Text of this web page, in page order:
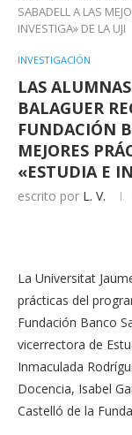
SABADELL A LAS
INVESTIGA» DE LA UJI
INVESTIGACIÓN
LAS
BALAGUER
FUNDACIÓN
MEJORES
«ESTUDIA E
escrito por L. V.
La Universitat
prácticas del
Fundación Banco
vicerrectora de
Inmaculada
Docencia, Isabel
Castelló de la